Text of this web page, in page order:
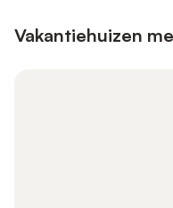
Vakantiehuizen